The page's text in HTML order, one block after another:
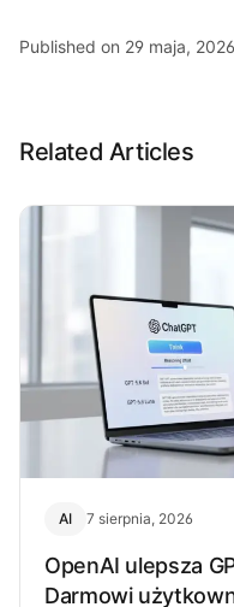
Published on 29 maja, 2026
Related Articles
AI 7 sierpnia, 2026
OpenAI ulepsza
Darmowi